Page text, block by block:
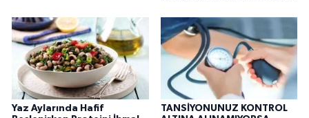
Yaz Aylarında Hafif
TANSİYONUNUZ KONTROL